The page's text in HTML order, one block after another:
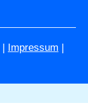
| Impressum |